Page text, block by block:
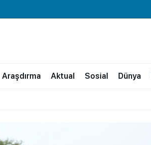
Araşdırma Aktual Sosial Dünya